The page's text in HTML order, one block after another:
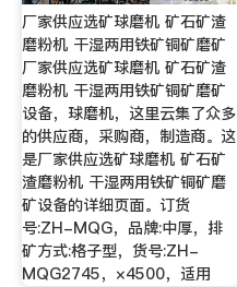
厂家供应选矿球磨机 矿石矿渣
磨粉机 干湿两用铁矿铜矿磨矿
厂家供应选矿球磨机 矿石矿渣
磨粉机 干湿两用铁矿铜矿磨矿
设备，球磨机，这里云集了众多
的供应商，采购商，制造商。这
是厂家供应选矿球磨机 矿石矿
渣磨粉机 干湿两用铁矿铜矿磨
矿设备的详细页面。订货
号:ZH-MQG，品牌:中厚，排
矿方式:格子型，货号:ZH-
MQG2745，×4500，适用